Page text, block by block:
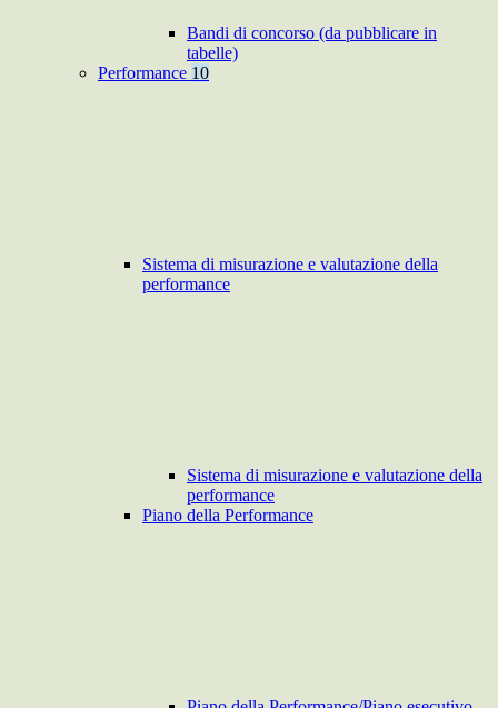
Bandi di concorso (da pubblicare in
tabelle)
Performance 10
Sistema di misurazione e valutazione della
performance
Sistema di misurazione e valutazione della
performance
Piano della Performance